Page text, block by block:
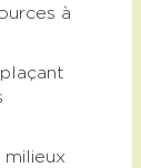
à
milieux